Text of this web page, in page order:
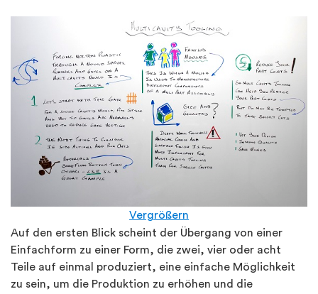
Vergrößern
Auf den ersten Blick scheint der Übergang von einer
Einfachform zu einer Form, die zwei, vier oder acht
Teile auf einmal produziert, eine einfache Möglichkeit
zu sein, um die Produktion zu erhöhen und die